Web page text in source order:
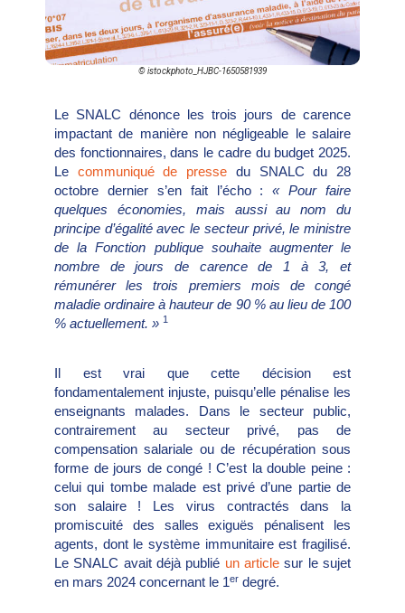
© istockphoto_HJBC-1650581939
Le SNALC dénonce les trois jours de carence
impactant de manière non négligeable le salaire
des fonctionnaires, dans le cadre du budget 2025.
Le communiqué de presse du SNALC du 28
octobre dernier s’en fait l’écho :« Pour faire
quelques économies, mais aussi au nom du
principe d’égalité avec le secteur privé, le ministre
de la Fonction publique souhaite augmenter le
nombre de jours de carence de 1 à 3, et
rémunérer les trois premiers mois de congé
maladie ordinaire à hauteur de 90 % au lieu de 100
% actuellement. » 1
Il est vrai que cette décision est
fondamentalement injuste, puisqu’elle pénalise les
enseignants malades. Dans le secteur public,
contrairement au secteur privé, pas de
compensation salariale ou de récupération sous
forme de jours de congé ! C’est la double peine :
celui qui tombe malade est privé d’une partie de
son salaire ! Les virus contractés dans la
promiscuité des salles exiguës pénalisent les
agents, dont le système immunitaire est fragilisé.
Le SNALC avait déjà publié un article sur le sujet
en mars 2024 concernant le 1er degré.